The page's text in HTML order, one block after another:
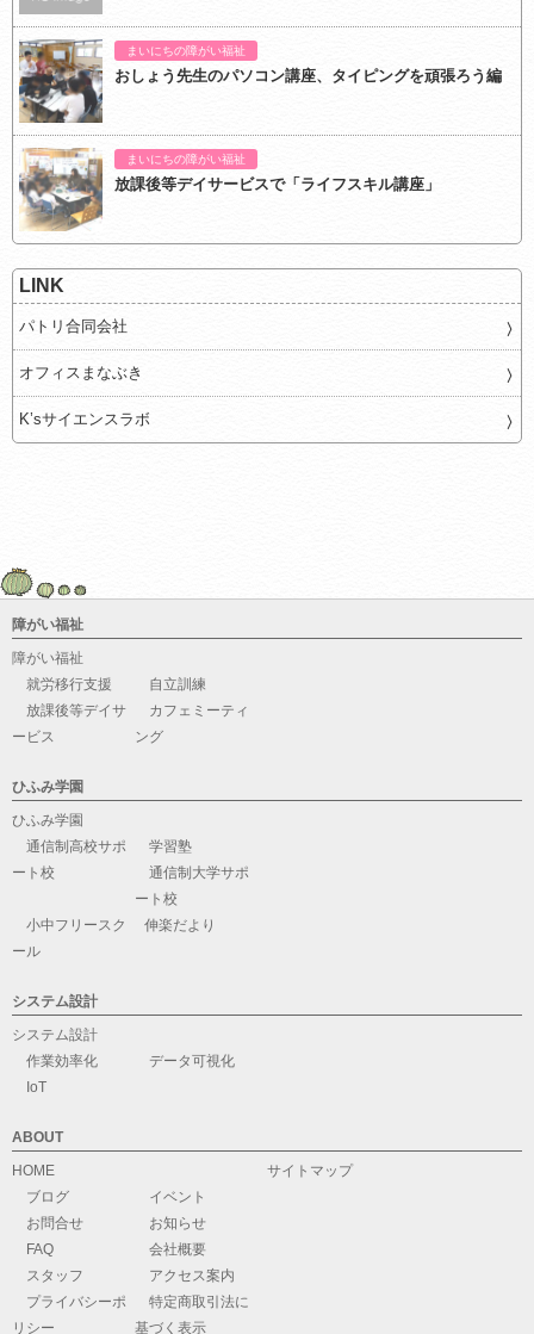
まいにちの障がい福祉
おしょう先生のパソコン講座、タイピングを頑張ろう編
まいにちの障がい福祉
放課後等デイサービスで「ライフスキル講座」
LINK
パトリ合同会社
オフィスまなぶき
K’sサイエンスラボ
障がい福祉
障がい福祉
就労移行支援
自立訓練
放課後等デイサ
ービス
カフェミーティ
ング
ひふみ学園
ひふみ学園
通信制高校サポ
ート校
学習塾
通信制大学サポ
ート校
小中フリースク
ール
伸楽だより
システム設計
システム設計
作業効率化
データ可視化
IoT
ABOUT
HOME
ブログ
イベント
お問合せ
お知らせ
FAQ
会社概要
スタッフ
アクセス案内
プライバシーポ
リシー
特定商取引法に
基づく表示
サイトマップ